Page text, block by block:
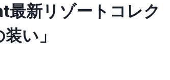
新リゾートコレク
い」